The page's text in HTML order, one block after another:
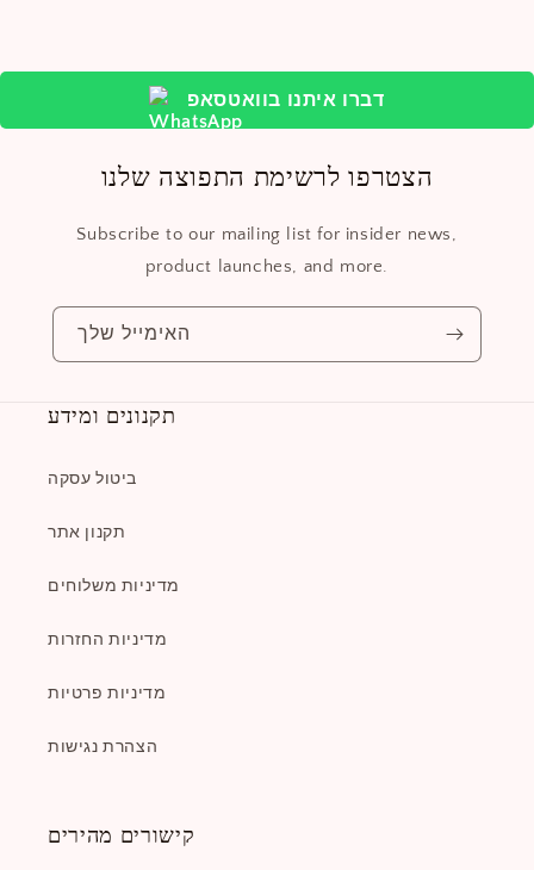
דברו איתנו בוואטסאפ
הצטרפו לרשימת התפוצה שלנו
Subscribe to our mailing list for insider news,
product launches, and more.
האימייל שלך
תקנונים ומידע
ביטול עסקה
תקנון אתר
מדיניות משלוחים
מדיניות החזרות
מדיניות פרטיות
הצהרת נגישות
קישורים מהירים